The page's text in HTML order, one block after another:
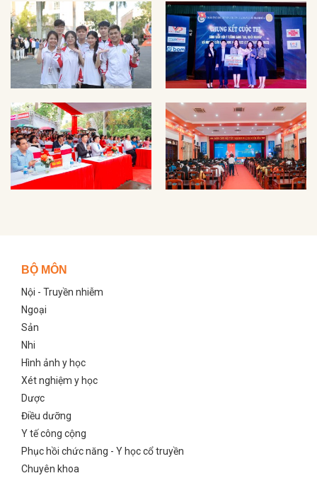
Ảnh Đoàn thanh niên Ảnh Sinh viên
Ảnh Ngày hội hướng
nghiệp, tư vấn giới thiệu
việc làm năm 2023
Ảnh Đại hội Công đoàn
BỘ MÔN
Nội - Truyền nhiễm
Ngoại
Sản
Nhi
Hình ảnh y học
Xét nghiệm y học
Dược
Điều dưỡng
Y tế công cộng
Phục hồi chức năng - Y học cổ truyền
Chuyên khoa